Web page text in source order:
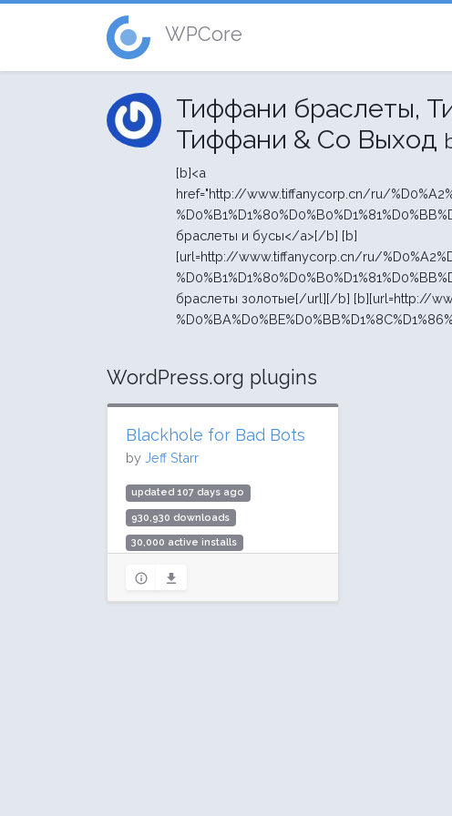
WPCore
Тиффани браслеты,
Тиффани & Co Выход
[b]<a
href="http://www.tiffanycorp.cn/ru/
браслеты и бусы</a>[/b] [b]
[url=http://www.tiffanycorp.cn/ru/
браслеты золотые[/url][/b] [b][url=http://
WordPress.org plugins
Blackhole for Bad Bots
by Jeff Starr
updated 107 days ago
930,930 downloads
30,000 active installs